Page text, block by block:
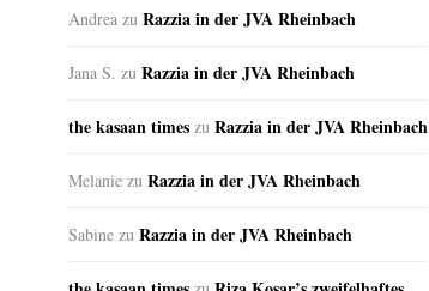
Andrea zu Razzia in der JVA Rheinbach
Jana S. zu Razzia in der JVA Rheinbach
the kasaan times zu Razzia in der JVA Rheinbach
Melanie zu Razzia in der JVA Rheinbach
Sabine zu Razzia in der JVA Rheinbach